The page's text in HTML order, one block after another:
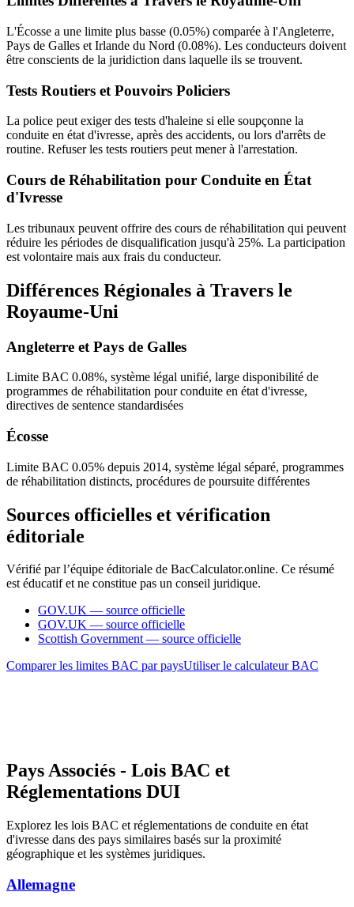
L'Écosse a une limite plus basse (0.05%) comparée à l'Angleterre,
Pays de Galles et Irlande du Nord (0.08%). Les conducteurs doivent
être conscients de la juridiction dans laquelle ils se trouvent.
Tests Routiers et Pouvoirs Policiers
La police peut exiger des tests d'haleine si elle soupçonne la
conduite en état d'ivresse, après des accidents, ou lors d'arrêts de
routine. Refuser les tests routiers peut mener à l'arrestation.
Cours de Réhabilitation pour Conduite en État
d'Ivresse
Les tribunaux peuvent offrire des cours de réhabilitation qui peuvent
réduire les périodes de disqualification jusqu'à 25%. La participation
est volontaire mais aux frais du conducteur.
Différences Régionales à Travers le
Royaume-Uni
Angleterre et Pays de Galles
Limite BAC 0.08%, système légal unifié, large disponibilité de
programmes de réhabilitation pour conduite en état d'ivresse,
directives de sentence standardisées
Écosse
Limite BAC 0.05% depuis 2014, système légal séparé, programmes
de réhabilitation distincts, procédures de poursuite différentes
Sources officielles et vérification
éditoriale
Vérifié par l’équipe éditoriale de BacCalculator.online. Ce résumé
est éducatif et ne constitue pas un conseil juridique.
GOV.UK — source officielle
GOV.UK — source officielle
Scottish Government — source officielle
Comparer les limites BAC par paysUtiliser le calculateur BAC
Pays Associés - Lois BAC et
Réglementations DUI
Explorez les lois BAC et réglementations de conduite en état
d'ivresse dans des pays similaires basés sur la proximité
géographique et les systèmes juridiques.
Allemagne